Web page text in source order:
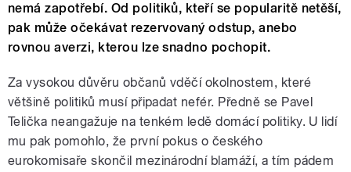
nemá zapotřebí. Od politiků, kteří se popularitě netěší,
pak může očekávat rezervovaný odstup, anebo
rovnou averzi, kterou lze snadno pochopit.
Za vysokou důvěru občanů vděčí okolnostem, které
většině politiků musí připadat nefér. Předně se Pavel
Telička neangažuje na tenkém ledě domácí politiky. U lidí
mu pak pomohlo, že první pokus o českého
eurokomisaře skončil mezinárodní blamáží, a tím pádem